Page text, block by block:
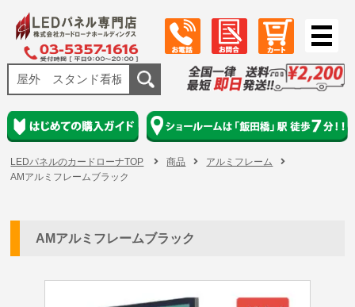
LEDパネルのカードローナTOP 商品
アルミフレーム
AMアルミフレームブラック
AMアルミフレームブラック